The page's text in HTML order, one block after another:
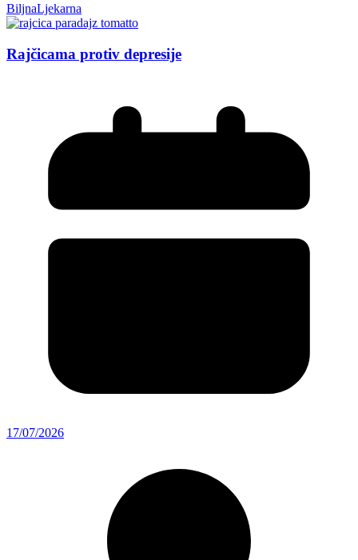
BiljnaLjekarna
Rajčicama protiv depresije
17/07/2026